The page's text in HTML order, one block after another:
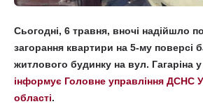
Сьогодні, 6 травня, вночі надійшло
загорання квартири на 5-му поверсі
житлового будинку на вул. Гагаріна
інформує Головне управління ДСНС
області.